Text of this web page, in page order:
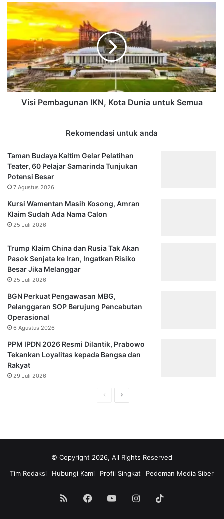
Visi
Pembagunan
IKN,
Kota
Dunia
untuk
Semua
Visi Pembagunan IKN, Kota Dunia untuk Semua
Rekomendasi untuk anda
Taman Budaya Kaltim Gelar Pelatihan
Teater, 60 Pelajar Samarinda Tunjukan
Potensi Besar
7 Agustus 2026
Kursi Wamentan Masih Kosong, Amran
Klaim Sudah Ada Nama Calon
25 Juli 2026
Trump Klaim China dan Rusia Tak Akan
Pasok Senjata ke Iran, Ingatkan Risiko
Besar Jika Melanggar
25 Juli 2026
BGN Perkuat Pengawasan MBG,
Pelanggaran SOP Berujung Pencabutan
Operasional
6 Agustus 2026
PPM IPDN 2026 Resmi Dilantik, Prabowo
Tekankan Loyalitas kepada Bangsa dan
Rakyat
29 Juli 2026
HalamanHalaman
© Copyright 2026, All Rights Reserved
Tim Redaksi
Hubungi Kami Profil Singkat Pedoman Media Siber
RSS Facebook
YouTubeInstagram